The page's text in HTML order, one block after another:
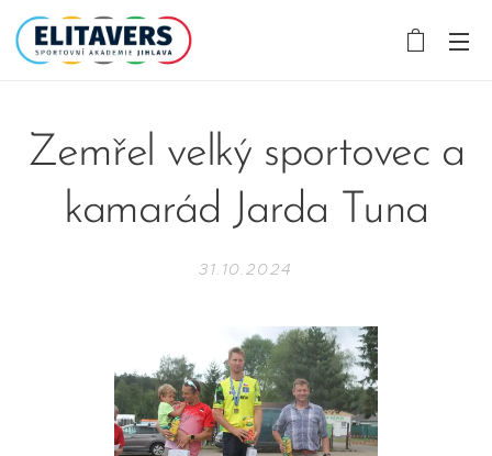
Zemřel velký sportovec a
kamarád Jarda Tuna
31.10.2024